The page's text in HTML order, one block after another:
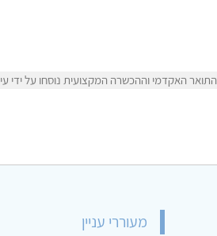
האקדמי וההכשרה המקצועית נוסחו על ידי
מעוררי עניין